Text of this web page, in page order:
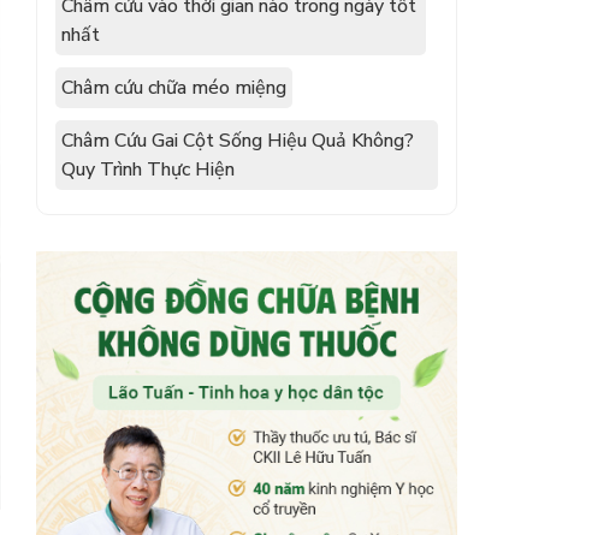
Châm cứu vào thời gian nào trong ngày tốt
nhất
Châm cứu chữa méo miệng
Châm Cứu Gai Cột Sống Hiệu Quả Không?
Quy Trình Thực Hiện